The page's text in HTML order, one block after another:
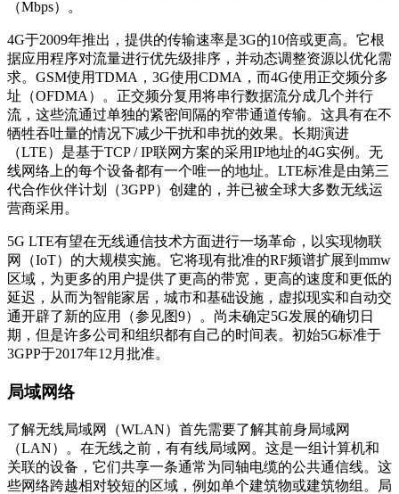
（Mbps）。
4G于2009年推出，提供的传输速率是3G的10倍或更高。它根
据应用程序对流量进行优先级排序，并动态调整资源以优化需
求。GSM使用TDMA，3G使用CDMA，而4G使用正交频分多
址（OFDMA）。正交频分复用将串行数据流分成几个并行
流，这些流通过单独的紧密间隔的窄带通道传输。这具有在不
牺牲吞吐量的情况下减少干扰和串扰的效果。长期演进
（LTE）是基于TCP / IP联网方案的采用IP地址的4G实例。无
线网络上的每个设备都有一个唯一的地址。LTE标准是由第三
代合作伙伴计划（3GPP）创建的，并已被全球大多数无线运
营商采用。
5G LTE有望在无线通信技术方面进行一场革命，以实现物联
网（IoT）的大规模实施。它将现有批准的RF频谱扩展到mmw
区域，为更多的用户提供了更高的带宽，更高的速度和更低的
延迟，从而为智能家居，城市和基础设施，虚拟现实和自动交
通开辟了新的应用（参见图9）。尚未确定5G发展的确切日
期，但是许多公司和组织都有自己的时间表。初始5G标准于
3GPP于2017年12月批准。
局域网络
了解无线局域网（WLAN）首先需要了解其前身局域网
（LAN）。在无线之前，有有线局域网。这是一组计算机和
关联的设备，它们共享一条通常为同轴电缆的公共通信线。这
些网络跨越相对较短的区域，例如单个建筑物或建筑物组。局